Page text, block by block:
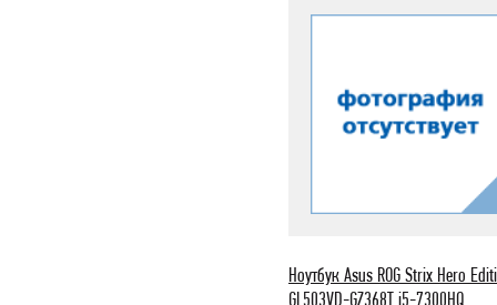
Ноутбук Asus ROG Strix Hero
GL503VD-GZ368T i5-7300HQ